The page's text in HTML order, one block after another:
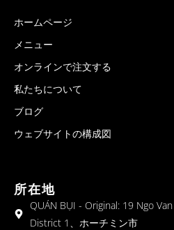
ホームページ
メニュー
オンラインで注文する
私たちについて
ブログ
ウェブサイトの構成図
所在地
QUÁN BỤI - Original: 19 Ngo
District 1、ホーチミン市